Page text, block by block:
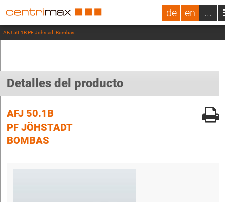
de en ...
AFJ 50.1B PF Jöhstadt Bombas
Detalles del producto
AFJ 50.1B
PF JÖHSTADT
BOMBAS